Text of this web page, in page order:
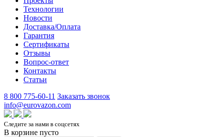
Технологии
Новости
Доставка/Оплата
Гарантия
Сертификаты
Отзывы
Вопрос-ответ
Контакты
Статьи
8 800 775-60-11 Заказать звонок
info@eurovazon.com
Следите за нами в соцсетях
В корзине пусто